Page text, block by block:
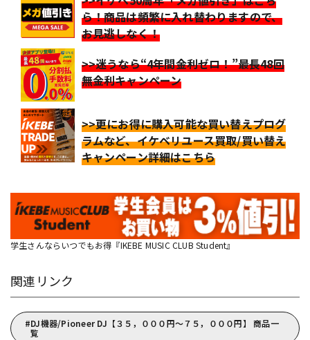
ら！商品は頻繁に入れ替わりますので、
お見逃しなく！
>>迷うなら“4年間金利ゼロ！”最長48回
無金利キャンペーン
>>更にお得に購入可能な買い替えプログ
ラムなど、イケベリユース買取/買い替え
キャンペーン詳細はこちら
学生さんならいつでもお得『IKEBE MUSIC CLUB Student』
関連リンク
DJ機器/Pioneer DJ【３５，０００円～７５，０００円】 商品一
覧